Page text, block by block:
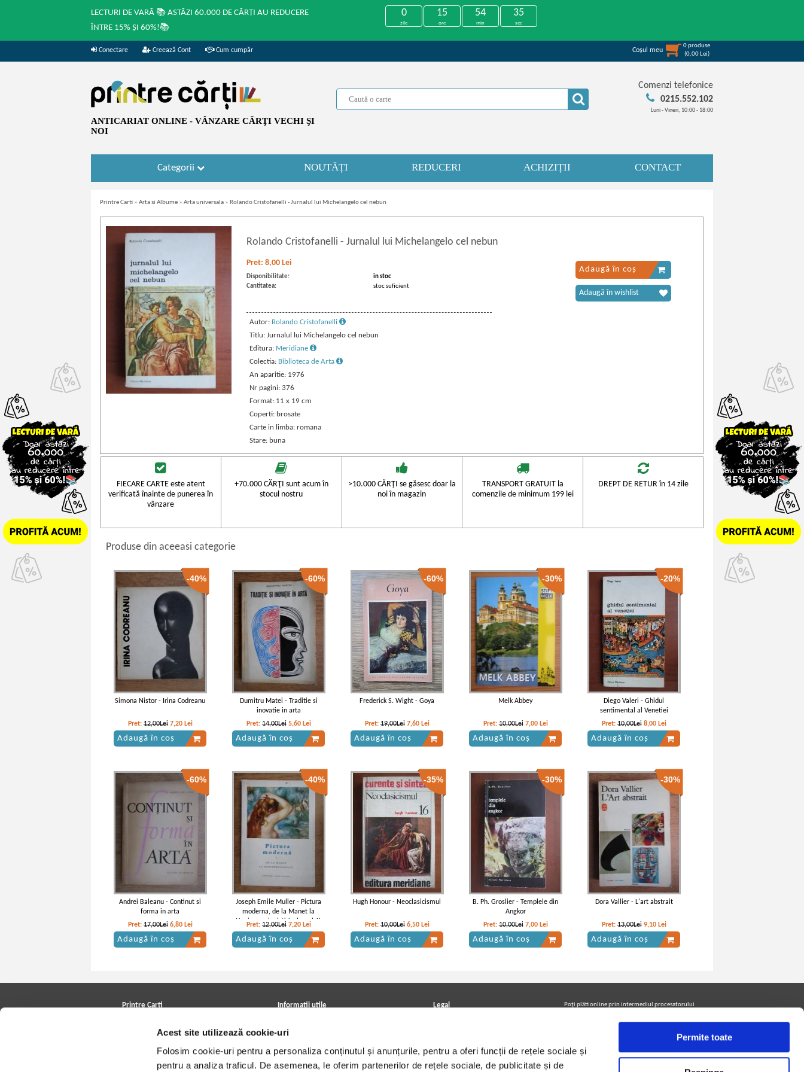
Acest site utilizează cookie-uri
Folosim cookie-uri pentru a personaliza conținutul și anunțurile, pentru a oferi funcții de rețele sociale și
pentru a analiza traficul. De asemenea, le oferim partenerilor de rețele sociale, de publicitate și de
Permite toate
LECTURI DE VARĂ 📚 ASTĂZI 60.000 DE CĂRȚI AU REDUCERE
ÎNTRE 15% ȘI 60%!📚
0
zile
15
ore
54
min
35
sec
Conectare Creează Cont Cum cumpăr Coşul meu
0produse
(0,00 Lei)
ANTICARIAT ONLINE - VÂNZARE CĂRŢI VECHI ŞI
NOI
Comenzi telefonice
0215.552.102
Luni - Vineri, 10:00 - 18:00
Categorii NOUTĂȚI REDUCERI ACHIZIȚII CONTACT
Printre Carti » Arta si Albume » Arta universala » Rolando Cristofanelli - Jurnalul lui Michelangelo cel nebun
Rolando Cristofanelli - Jurnalul lui Michelangelo cel nebun
Pret: 8,00 Lei
Disponibilitate:
in stoc
Cantitatea:
stoc suficient
Autor: Rolando Cristofanelli
Titlu: Jurnalul lui Michelangelo cel nebun
Editura: Meridiane
Colectia: Biblioteca de Arta
An aparitie: 1976
Nr pagini: 376
Format: 11 x 19 cm
Coperti: brosate
Carte in limba: romana
Stare: buna
Adaugă în coș
Adaugă în wishlist
FIECARE CARTE este atent
verificată înainte de punerea în
vânzare
+70.000 CĂRŢI sunt acum în
stocul nostru
>10.000 CĂRŢI se găsesc doar la
noi în magazin
TRANSPORT GRATUIT la
comenzile de minimum 199 lei
DREPT DE RETUR în 14 zile
Produse din aceeasi categorie
-40%
Simona Nistor - Irina Codreanu
Pret: 12,00Lei 7,20 Lei
Adaugă în coș
-60%
Dumitru Matei - Traditie si
inovatie in arta
Pret:14,00Lei 5,60 Lei
Adaugă în coș
-60%
Frederick S. Wight - Goya
Pret:19,00Lei 7,60 Lei
Adaugă în coș
-30%
Melk Abbey
Pret:10,00Lei 7,00 Lei
Adaugă în coș
-20%
Diego Valeri - Ghidul
sentimental al Venetiei
Pret:10,00Lei 8,00 Lei
Adaugă în coș
-60%
Andrei Baleanu - Continut si
forma in arta
Pret: 17,00Lei 6,80 Lei
Adaugă în coș
-40%
Joseph Emile Muller - Pictura
moderna, de la Manet la
Neoimpresionisti (volumul 1)
Pret:12,00Lei 7,20 Lei
Adaugă în coș
-35%
Hugh Honour - Neoclasicismul
Pret:10,00Lei 6,50 Lei
Adaugă în coș
-30%
B. Ph. Groslier - Templele din
Angkor
Pret:10,00Lei 7,00 Lei
Adaugă în coș
-30%
Dora Vallier - L'art abstrait
Pret:13,00Lei 9,10 Lei
Adaugă în coș
Printre Carti Informatii utile
Achizitii viniluri, casete, CD/DVD
Cum cumpar?
Politica de livrare
Legal
Termeni si conditii
Utilizare cookie-uri
Poţi plăti online prin intermediul procesatorului
Urmăreşte-ne pe facebook pentru a fi la curent cu